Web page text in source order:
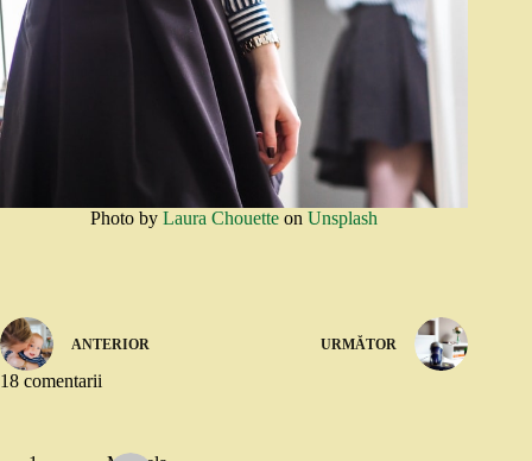
Photo byLaura Chouette onUnsplash
ANTERIOR URMĂTOR
18 comentarii